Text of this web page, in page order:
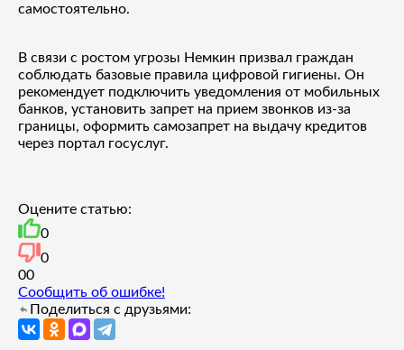
самостоятельно.
В связи с ростом угрозы Немкин призвал граждан
соблюдать базовые правила цифровой гигиены. Он
рекомендует подключить уведомления от мобильных
банков, установить запрет на прием звонков из-за
границы, оформить самозапрет на выдачу кредитов
через портал госуслуг.
Оцените статью:
0
0
00
Сообщить об ошибке!
Поделиться с друзьями: